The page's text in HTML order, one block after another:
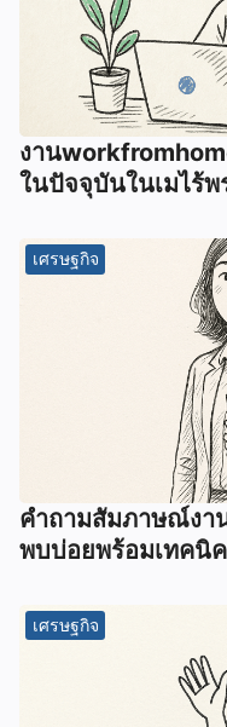
งาน
ในปัจจุบันในเมไร้
เศรษฐกิจ
คำถามสัมภาษณ์ง
พบบ่อยพร้อมเทคนิ
เศรษฐกิจ